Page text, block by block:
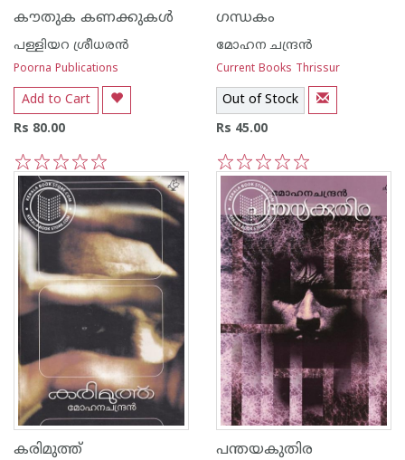
കൗതുക കണക്കുകള്‍
പള്ളിയറ ശ്രീധര‌ന്‍
Poorna Publications
Add to Cart
Rs 80.00
5
4
3
2
1
ഗന്ധകം
മോഹന ചന്ദ്രന്‍
Current Books Thrissur
Out of Stock
Rs 45.00
5
4
3
2
1
കരിമുത്ത്‌ പന്തയകുതിര